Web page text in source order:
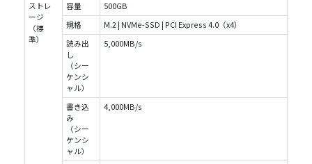
ストレ
ージ
（標
準）
容量
500GB
規格
M.2 | NVMe-SSD | PCI Express 4.0（x4）
読み出
し
（シー
ケンシ
ャル）
5,000MB/s
書き込
み
（シー
ケンシ
ャル）
4,000MB/s